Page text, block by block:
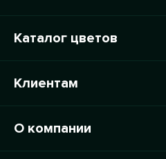
Каталог цветов
Клиентам
О компании